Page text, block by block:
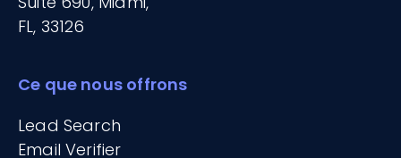
FL, 33126
Ce que nous offrons
Lead Search
Email Verifier